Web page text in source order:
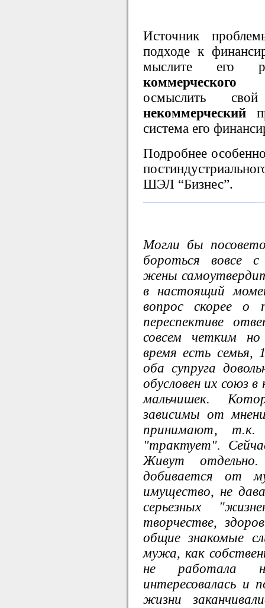
Источник
подходе к
мыслите его
коммерческого
осмыслить
некоммерческий
система его
Подробнее
ШЭЛ “Бизнес”.
Могли бы
бороться вовсе с
жены
в настоящий
вопрос скорее о
переспективе
совсем четким
время есть
оба супруга
обусловен их союз
мальчишек.
зависимы от
принимают,
"трактует".
Живут
добивается от
имущество, не
серьезных
творчестве,
общие знакомые
мужа, как
не работала
интересовалась
жизни